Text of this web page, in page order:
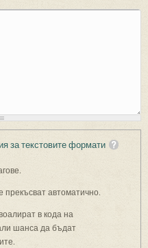
за текстовите формати
автоматично.
в кода на
шанса да бъдат